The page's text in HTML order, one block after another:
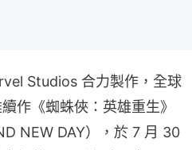
Studios 合力製作，全球
作《蜘蛛俠：英雄重生》
NEW DAY），於 7 月 30